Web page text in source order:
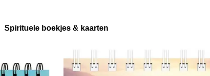
Spirituele boekjes & kaarten